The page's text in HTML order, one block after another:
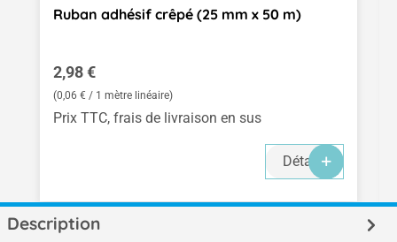
Ruban adhésif crêpé (25 mm x 50 m)
Prix régulier :
2,98 €
(0,06 € / 1 mètre linéaire)
Prix TTC, frais de livraison en sus
Détails
Description